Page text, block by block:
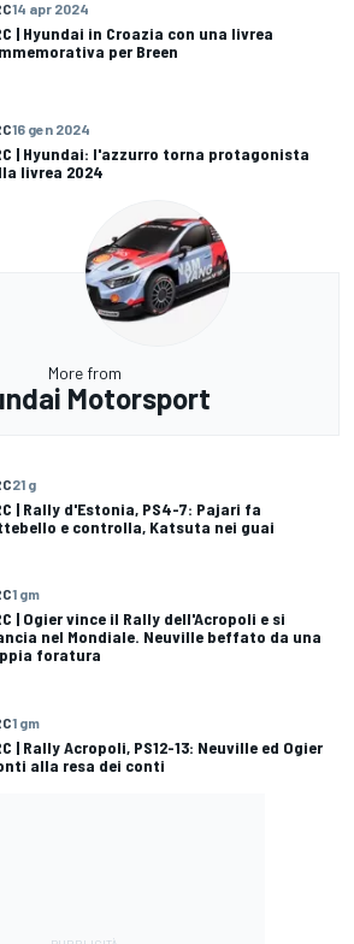
14 apr 2024
| Hyundai in Croazia con una livrea
per Breen
16 gen 2024
| Hyundai: l'azzurro torna protagonista
livrea 2024
More from
Motorsport
21 g
| Rally d'Estonia, PS4-7: Pajari fa
e controlla, Katsuta nei guai
1 gm
| Ogier vince il Rally dell'Acropoli e si
nel Mondiale. Neuville beffato da una
foratura
1 gm
| Rally Acropoli, PS12-13: Neuville ed Ogier
alla resa dei conti